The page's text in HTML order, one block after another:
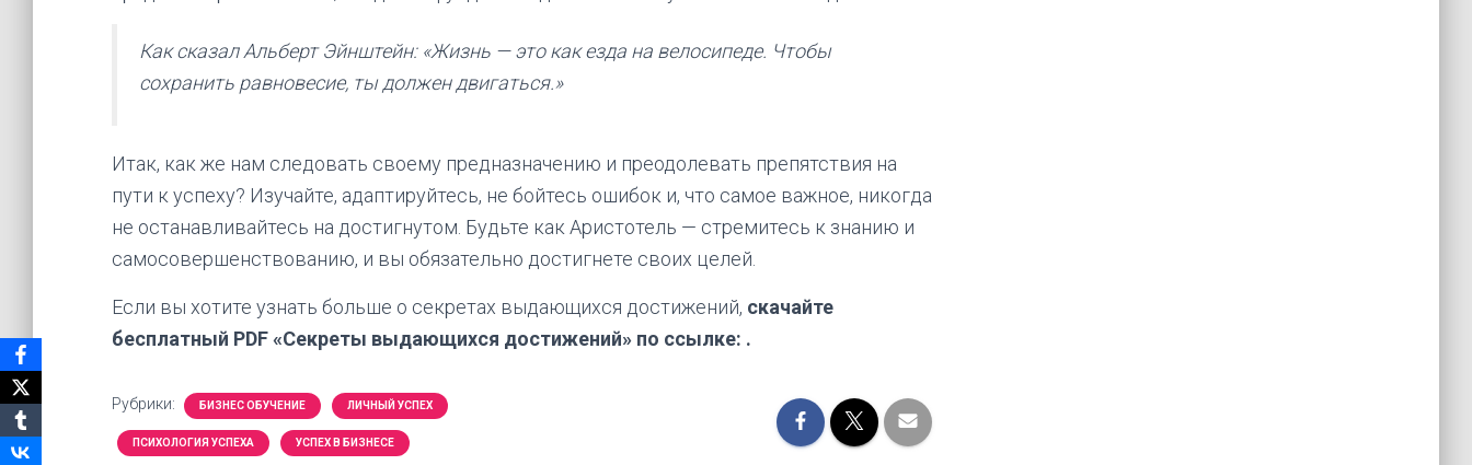
Как сказал Альберт Эйнштейн: «Жизнь — это как езда на велосипеде. Чтобы
сохранить равновесие, ты должен двигаться.»
Итак, как же нам следовать своему предназначению и преодолевать препятствия на
пути к успеху? Изучайте, адаптируйтесь, не бойтесь ошибок и, что самое важное, никогда
не останавливайтесь на достигнутом. Будьте как Аристотель — стремитесь к знанию и
самосовершенствованию, и вы обязательно достигнете своих целей.
Если вы хотите узнать больше о секретах выдающихся достижений, скачайте
бесплатный PDF «Секреты выдающихся достижений» по ссылке: .
Рубрики: БИЗНЕС ОБУЧЕНИЕ ЛИЧНЫЙ УСПЕХ
ПСИХОЛОГИЯ УСПЕХА УСПЕХ В БИЗНЕСЕ